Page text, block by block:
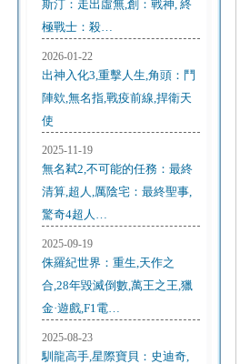
斯汀：走出虛無,創：戰神, 終
極戰士：殺…
2026-01-22
出神入化3,重擊人生,角頭：鬥
陣欸,無名指,戰疫前線,捍衛天
使
2025-11-19
無名弒2,不可能的任務：最終
清算,超人,厲陰宅：最終聖事,
驚奇4超人…
2025-09-19
侏羅紀世界：重生,天作之
合,28年毀滅倒數,萬王之王,獵
金·遊戲,F1電…
2025-08-23
馴龍高手,星際寶貝：史迪奇,